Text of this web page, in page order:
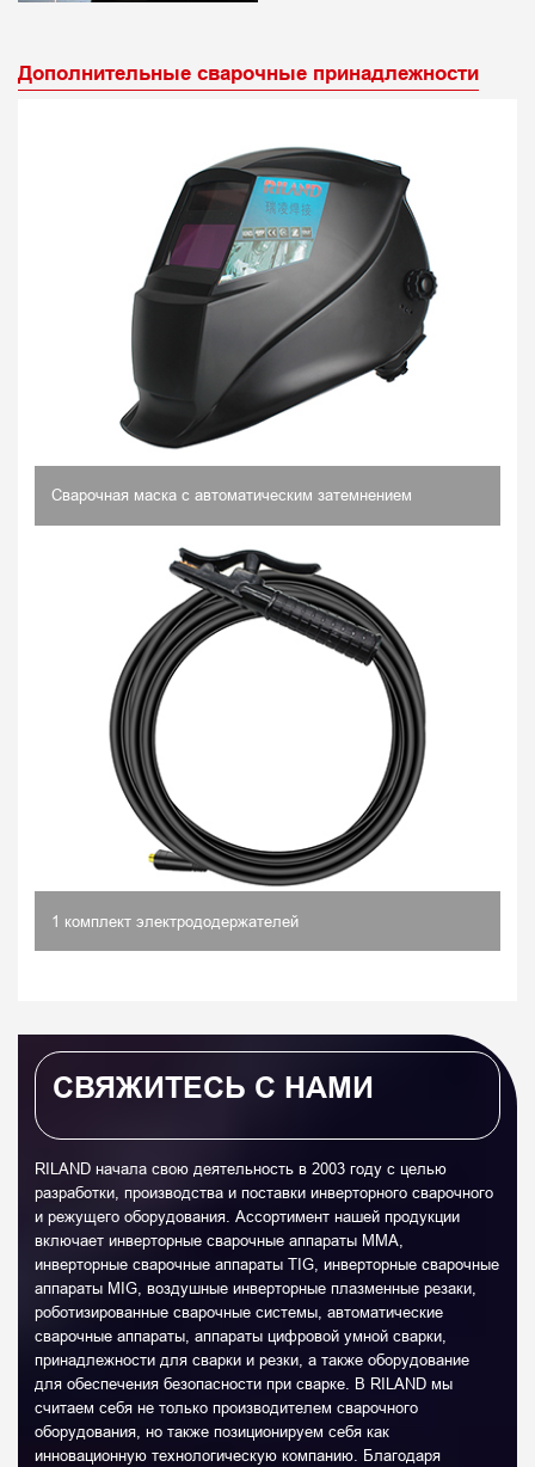
Дополнительные сварочные принадлежности
Сварочная маска с автоматическим затемнением
1 комплект электрододержателей
СВЯЖИТЕСЬ С НАМИ
RILAND начала свою деятельность в 2003 году с целью
разработки, производства и поставки инверторного сварочного
и режущего оборудования. Ассортимент нашей продукции
включает инверторные сварочные аппараты MMA,
инверторные сварочные аппараты TIG, инверторные сварочные
аппараты MIG, воздушные инверторные плазменные резаки,
роботизированные сварочные системы, автоматические
сварочные аппараты, аппараты цифровой умной сварки,
принадлежности для сварки и резки, а также оборудование
для обеспечения безопасности при сварке. В RILAND мы
считаем себя не только производителем сварочного
оборудования, но также позиционируем себя как
инновационную технологическую компанию. Благодаря